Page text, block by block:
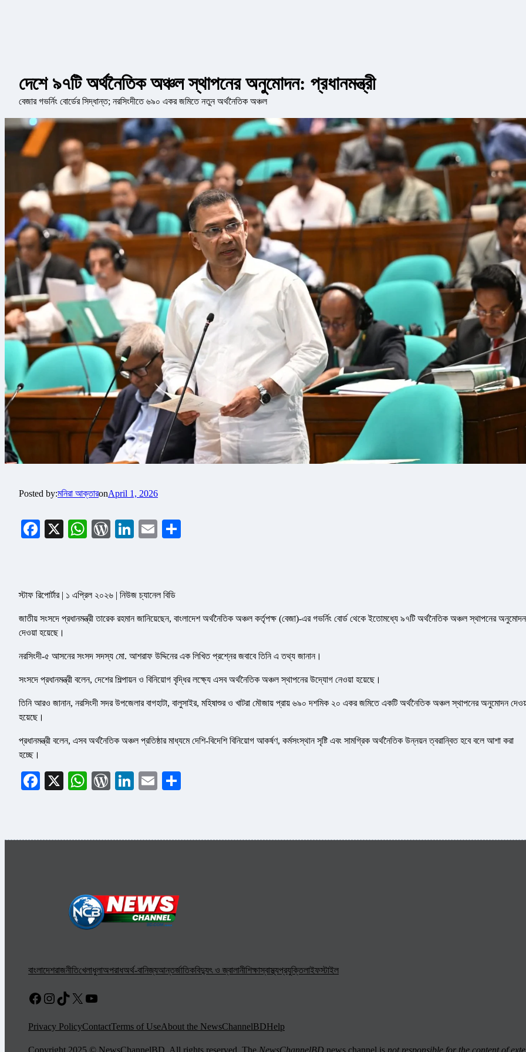
দেশে ৯৭টি অর্থনৈতিক অঞ্চল স্থাপনের অনুমোদন: প্রধানমন্ত্রী
বেজার গভর্নিং বোর্ডের সিদ্ধান্ত; নরসিংদীতে ৬৯০ একর জমিতে নতুন অর্থনৈতিক অঞ্চল
Posted by:মনিরা আক্তারonApril 1, 2026
Facebook
X WhatsApp
WordPress
LinkedIn
Email
স্টাফ রিপোর্টার | ১ এপ্রিল ২০২৬ | নিউজ চ্যানেল বিডি
জাতীয় সংসদে প্রধানমন্ত্রী তারেক রহমান জানিয়েছেন, বাংলাদেশ অর্থনৈতিক অঞ্চল কর্তৃপক্ষ (বেজা)-এর গভর্নিং বোর্ড থেকে ইতোমধ্যে ৯৭টি অর্থনৈতিক অঞ্চল স্থাপনের অনুমোদন
দেওয়া হয়েছে।
নরসিংদী-৫ আসনের সংসদ সদস্য মো. আশরাফ উদ্দিনের এক লিখিত প্রশ্নের জবাবে তিনি এ তথ্য জানান।
সংসদে প্রধানমন্ত্রী বলেন, দেশের শিল্পায়ন ও বিনিয়োগ বৃদ্ধির লক্ষ্যে এসব অর্থনৈতিক অঞ্চল স্থাপনের উদ্যোগ নেওয়া হয়েছে।
তিনি আরও জানান, নরসিংদী সদর উপজেলার বাগহাটা, বালুসাইর, মহিষাশুর ও খাটরা মৌজায় প্রায় ৬৯০ দশমিক ২০ একর জমিতে একটি অর্থনৈতিক অঞ্চল স্থাপনের অনুমোদন
হয়েছে।
প্রধানমন্ত্রী বলেন, এসব অর্থনৈতিক অঞ্চল প্রতিষ্ঠার মাধ্যমে দেশি-বিদেশি বিনিয়োগ আকর্ষণ, কর্মসংস্থান সৃষ্টি এবং সামগ্রিক অর্থনৈতিক উন্নয়ন ত্বরান্বিত হবে বলে আশা করা
হচ্ছে।
Facebook
X WhatsApp
WordPress
LinkedIn
Email
বাংলাদেশরাজনীতিখেলাধুলাঅপরাধঅর্থ-বানিজ্যআন্তর্জাতিকবিদ্যুৎ ও জ্বালানীশিক্ষাস্বাস্থ্যপ্রযুক্তিলাইফস্টাইল
Facebook
Instagram
TikTok
X YouTube
Privacy PolicyContactTerms of UseAbout the NewsChannelBDHelp
Copyright 2025 © NewsChannelBD. All rights reserved. The NewsChannelBD news channel is not responsible for the content of